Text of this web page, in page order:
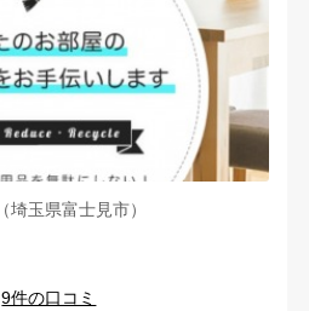
（埼玉県富士見市）
9件の口コミ